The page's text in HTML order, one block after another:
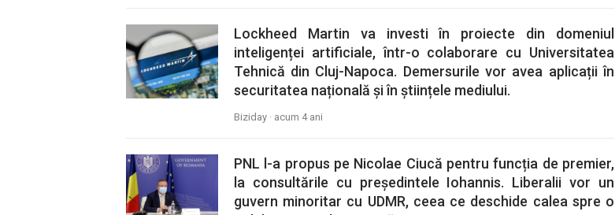
Lockheed Martin va investi în proiecte din domeniul
inteligenței artificiale, într-o colaborare cu Universitatea
Tehnică din Cluj-Napoca. Demersurile vor avea aplicații în
securitatea națională și în științele mediului.
Biziday · acum 4 ani
PNL l-a propus pe Nicolae Ciucă pentru funcția de premier,
la consultările cu președintele Iohannis. Liberalii vor un
guvern minoritar cu UDMR, ceea ce deschide calea spre o